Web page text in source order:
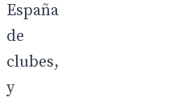
España
de
clubes,
y